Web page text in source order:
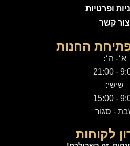
ופרטיות
צור קשר
החנות
א׳- ה׳:
9:00 -
שישי:
9:00 -
- סגור
לקוחות